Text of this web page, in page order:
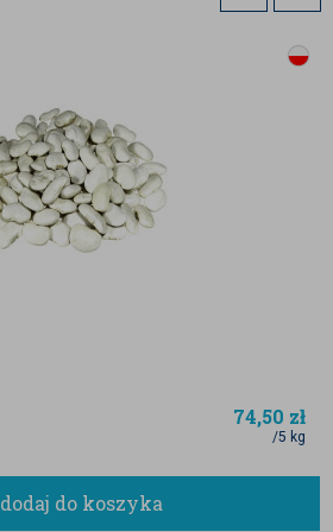
74,50 zł
/5 kg
dodaj do koszyka